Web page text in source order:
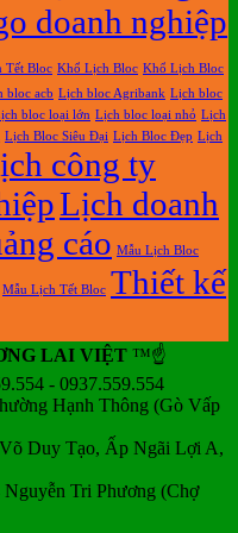
doanh nghiệp
Tết Bloc Khổ Lịch Bloc Khổ Lịch Bloc
bloc acb Lịch bloc Agribank Lịch bloc
bloc loại lớn Lịch bloc loại nhỏ Lịch
Lịch Bloc Siêu Đại Lịch Bloc Đẹp Lịch
công ty
Lịch doanh
cáo Mẫu Lịch Bloc
Mẫu Lịch Tết Bloc Thiết kế
LAI VIỆT ™☝️
- 0937.559.554
Hạnh Thông (Gò Vấp
Duy Tạo, Ấp Ngãi Lợi A,
Tri Phương (Chợ